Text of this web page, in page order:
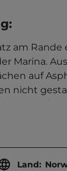
:
am
Marina.
auf
nicht
Land: